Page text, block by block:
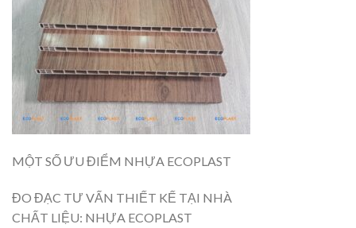
MỘT SỐ ƯU ĐIỂM NHỰA ECOPLAST
ĐO ĐẠC TƯ VẤN THIẾT KẾ TẠI NHÀ
CHẤT LIỆU: NHỰA ECOPLAST